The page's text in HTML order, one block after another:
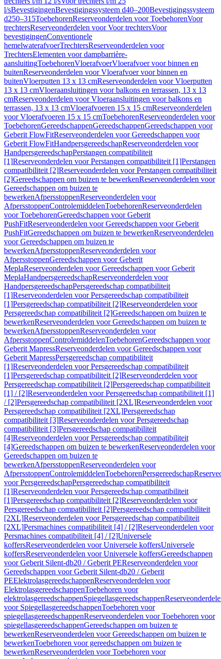
l/sBevestigingenBevestigingssysteem d40–200Bevestigingssysteem
d250–315ToebehorenReserveonderdelen voor ToebehorenVoor
trechtersReserveonderdelen voor Voor trechtersVoor
bevestigingenConventionele
hemelwaterafvoerTrechtersReserveonderdelen voor
TrechtersElementen voor dampbarrière-
aansluitingToebehorenVloerafvoerVloerafvoer voor binnen en
buitenReserveonderdelen voor Vloerafvoer voor binnen en
buitenVloerputten 13 x 13 cmReserveonderdelen voor Vloerputten
13 x 13 cmVloeraansluitingen voor balkons en terrassen, 13 x 13
cmReserveonderdelen voor Vloeraansluitingen voor balkons en
terrassen, 13 x 13 cmVloerafvoeren 15 x 15 cmReserveonderdelen
voor Vloerafvoeren 15 x 15 cmToebehorenReserveonderdelen voor
ToebehorenGereedschappenGereedschappenGereedschappen voor
Geberit FlowFitReserveonderdelen voor Gereedschappen voor
Geberit FlowFitHandpersgereedschapReserveonderdelen voor
HandpersgereedschapPerstangen compatibiliteit
[1]Reserveonderdelen voor Perstangen compatibiliteit [1]Perstangen
compatibiliteit [2]Reserveonderdelen voor Perstangen compatibiliteit
[2]Gereedschappen om buizen te bewerkenReserveonderdelen voor
Gereedschappen om buizen te
bewerkenAfpersstoppenReserveonderdelen voor
AfpersstoppenControlemiddelenToebehorenReserveonderdelen
voor ToebehorenGereedschappen voor Geberit
PushFitReserveonderdelen voor Gereedschappen voor Geberit
PushFitGereedschappen om buizen te bewerkenReserveonderdelen
voor Gereedschappen om buizen te
bewerkenAfpersstoppenReserveonderdelen voor
AfpersstoppenGereedschappen voor Geberit
MeplaReserveonderdelen voor Gereedschappen voor Geberit
MeplaHandpersgereedschapReserveonderdelen voor
HandpersgereedschapPersgereedschap compatibiliteit
[1]Reserveonderdelen voor Persgereedschap compatibiliteit
[1]Persgereedschap compatibiliteit [2]Reserveonderdelen voor
Persgereedschap compatibiliteit [2]Gereedschappen om buizen te
bewerkenReserveonderdelen voor Gereedschappen om buizen te
bewerkenAfpersstoppenReserveonderdelen voor
AfpersstoppenControlemiddelenToebehorenGereedschappen voor
Geberit MapressReserveonderdelen voor Gereedschappen voor
Geberit MapressPersgereedschap compatibiliteit
[1]Reserveonderdelen voor Persgereedschap compatibiliteit
[1]Persgereedschap compatibiliteit [2]Reserveonderdelen voor
Persgereedschap compatibiliteit [2]Persgereedschap compatibiliteit
[1] / [2]Reserveonderdelen voor Persgereedschap compatibiliteit [1]
/ [2]Persgereedschap compatibiliteit [2XL]Reserveonderdelen voor
Persgereedschap compatibiliteit [2XL]Persgereedschap
compatibiliteit [3]Reserveonderdelen voor Persgereedschap
compatibiliteit [3]Persgereedschap compatibiliteit
[4]Reserveonderdelen voor Persgereedschap compatibiliteit
[4]Gereedschappen om buizen te bewerkenReserveonderdelen voor
Gereedschappen om buizen te
bewerkenAfpersstoppenReserveonderdelen voor
AfpersstoppenControlemiddelenToebehorenPersgereedschap
voor PersgereedschapPersgereedschap compatibiliteit
[1]Reserveonderdelen voor Persgereedschap compatibiliteit
[1]Persgereedschap compatibiliteit [2]Reserveonderdelen voor
Persgereedschap compatibiliteit [2]Persgereedschap compatibiliteit
[2XL]Reserveonderdelen voor Persgereedschap compatibiliteit
[2XL]Persmachines compatibiliteit [4] / [2]Reserveonderdelen voor
Persmachines compatibiliteit [4] / [2]Universele
koffersReserveonderdelen voor Universele koffersUniversele
koffersReserveonderdelen voor Universele koffersGereedschappen
voor Geberit Silent-db20 / Geberit PEReserveonderdelen voor
Gereedschappen voor Geberit Silent-db20 / Geberit
PEElektrolasgereedschappenReserveonderdelen voor
ElektrolasgereedschappenToebehoren voor
elektrolasgereedschappenSpiegellasgereedschappen
voor SpiegellasgereedschappenToebehoren voor
spiegellasgereedschappenReserveonderdelen voor Toebehoren voor
spiegellasgereedschappenGereedschappen om buizen te
bewerkenReserveonderdelen voor Gereedschappen om buizen te
bewerkenToebehoren voor gereedschappen om buizen te
bewerkenReserveonderdelen voor Toebehoren voor